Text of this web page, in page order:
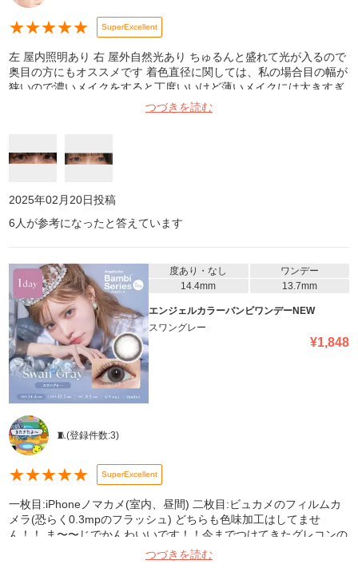
★★★★★ SuperExcellent
左 屋内照明あり 右 屋外自然光あり ちゅるんと盛れて光が入るので
奥目の方にもオススメです 着色直径に関しては、私の場合目の幅が
狭いので濃いメイクをすると丁度いいけど薄いメイクには大きすぎ
る…って感じでした グレーで色んなメイクに合わせやすいのも良
い！ 遊びに行った際18時間程つけていましたが乾燥しなくて着け心
つづきを読む
2025年02月20日投稿
6 人が参考になったと答えています
度あり・なし
ワンデー
14.4mm
13.7mm
エンジェルカラーバンビワンデーNEW
スワングレー
¥1,848
🧵(登録件数:3)
★★★★★ SuperExcellent
一枚目:iPhoneノマカメ(室内、昼間) 二枚目:ビュカメのフィルムカ
メラ(恐らく0.3mpのフラッシュ) どちらも色味加工はしてませ
ん！！ ま〜〜じでかんわいいです！！今までつけてきたグレコンの
中で1可愛いですね…… •青っぽすぎず、きれーにグレーど真ん中っ
て感じの色です。スモーキーなメイクを合わせるとつよつよな女の
つづきを読む